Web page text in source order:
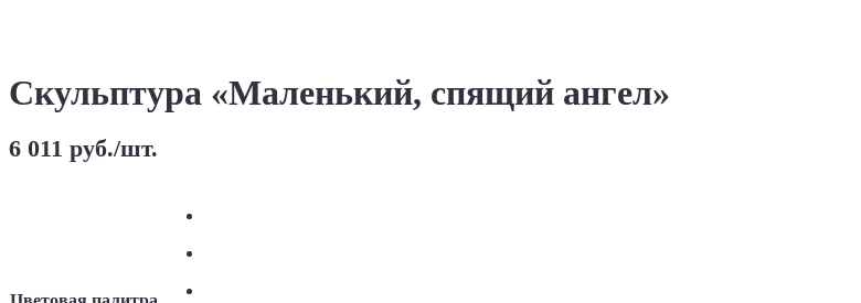
Скульптура «Маленький, спящий ангел»
6 011 руб./шт.